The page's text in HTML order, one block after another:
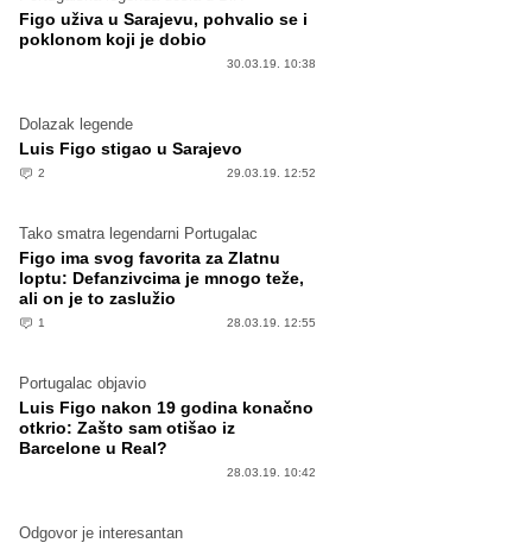
Figo uživa u Sarajevu, pohvalio se i
poklonom koji je dobio
30.03.19. 10:38
Dolazak legende
Luis Figo stigao u Sarajevo
2 29.03.19. 12:52
Tako smatra legendarni Portugalac
Figo ima svog favorita za Zlatnu
loptu: Defanzivcima je mnogo teže,
ali on je to zaslužio
1 28.03.19. 12:55
Portugalac objavio
Luis Figo nakon 19 godina konačno
otkrio: Zašto sam otišao iz
Barcelone u Real?
28.03.19. 10:42
Odgovor je interesantan